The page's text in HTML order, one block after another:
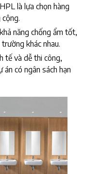
là lựa chọn hàng
năng chống ẩm tốt,
khác nhau.
tế và dễ thi công,
có ngân sách hạn